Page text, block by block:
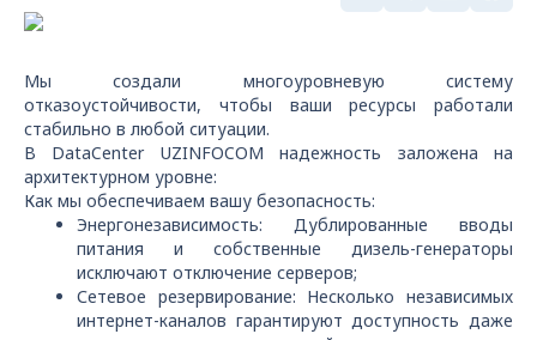
Мы создали многоуровневую систему
отказоустойчивости, чтобы ваши ресурсы работали
стабильно в любой ситуации.
В DataCenter UZINFOCOM надежность заложена на
архитектурном уровне:
Как мы обеспечиваем вашу безопасность:
Энергонезависимость: Дублированные вводы
питания и собственные дизель-генераторы
исключают отключение серверов;
Сетевое резервирование: Несколько независимых
интернет-каналов гарантируют доступность даже